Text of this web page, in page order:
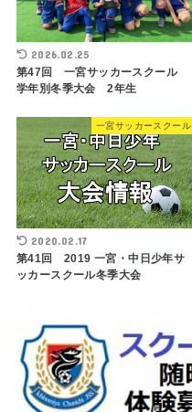
2026.02.25
第47回 一宮サッカースクール
学年別冬季大会 2年生
一宮サッカースクール
2020.02.17
第41回 2019 一宮・中日少年サ
ッカースクール冬季大会